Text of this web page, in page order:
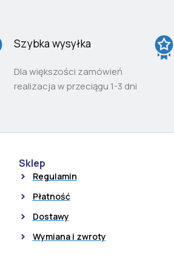
Szybka wysyłka
Dla większości zamówień
realizacja w przeciągu 1-3 dni
Sklep
Regulamin
Płatność
Dostawy
Wymiana i zwroty